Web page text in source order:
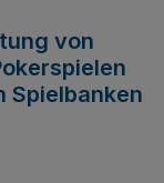
von
Spielbanken